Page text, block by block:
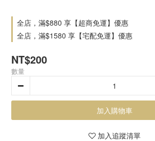
全店，滿$880 享【超商免運】優惠
全店，滿$1580 享【宅配免運】優惠
NT$200
數量
加入購物車
加入追蹤清單